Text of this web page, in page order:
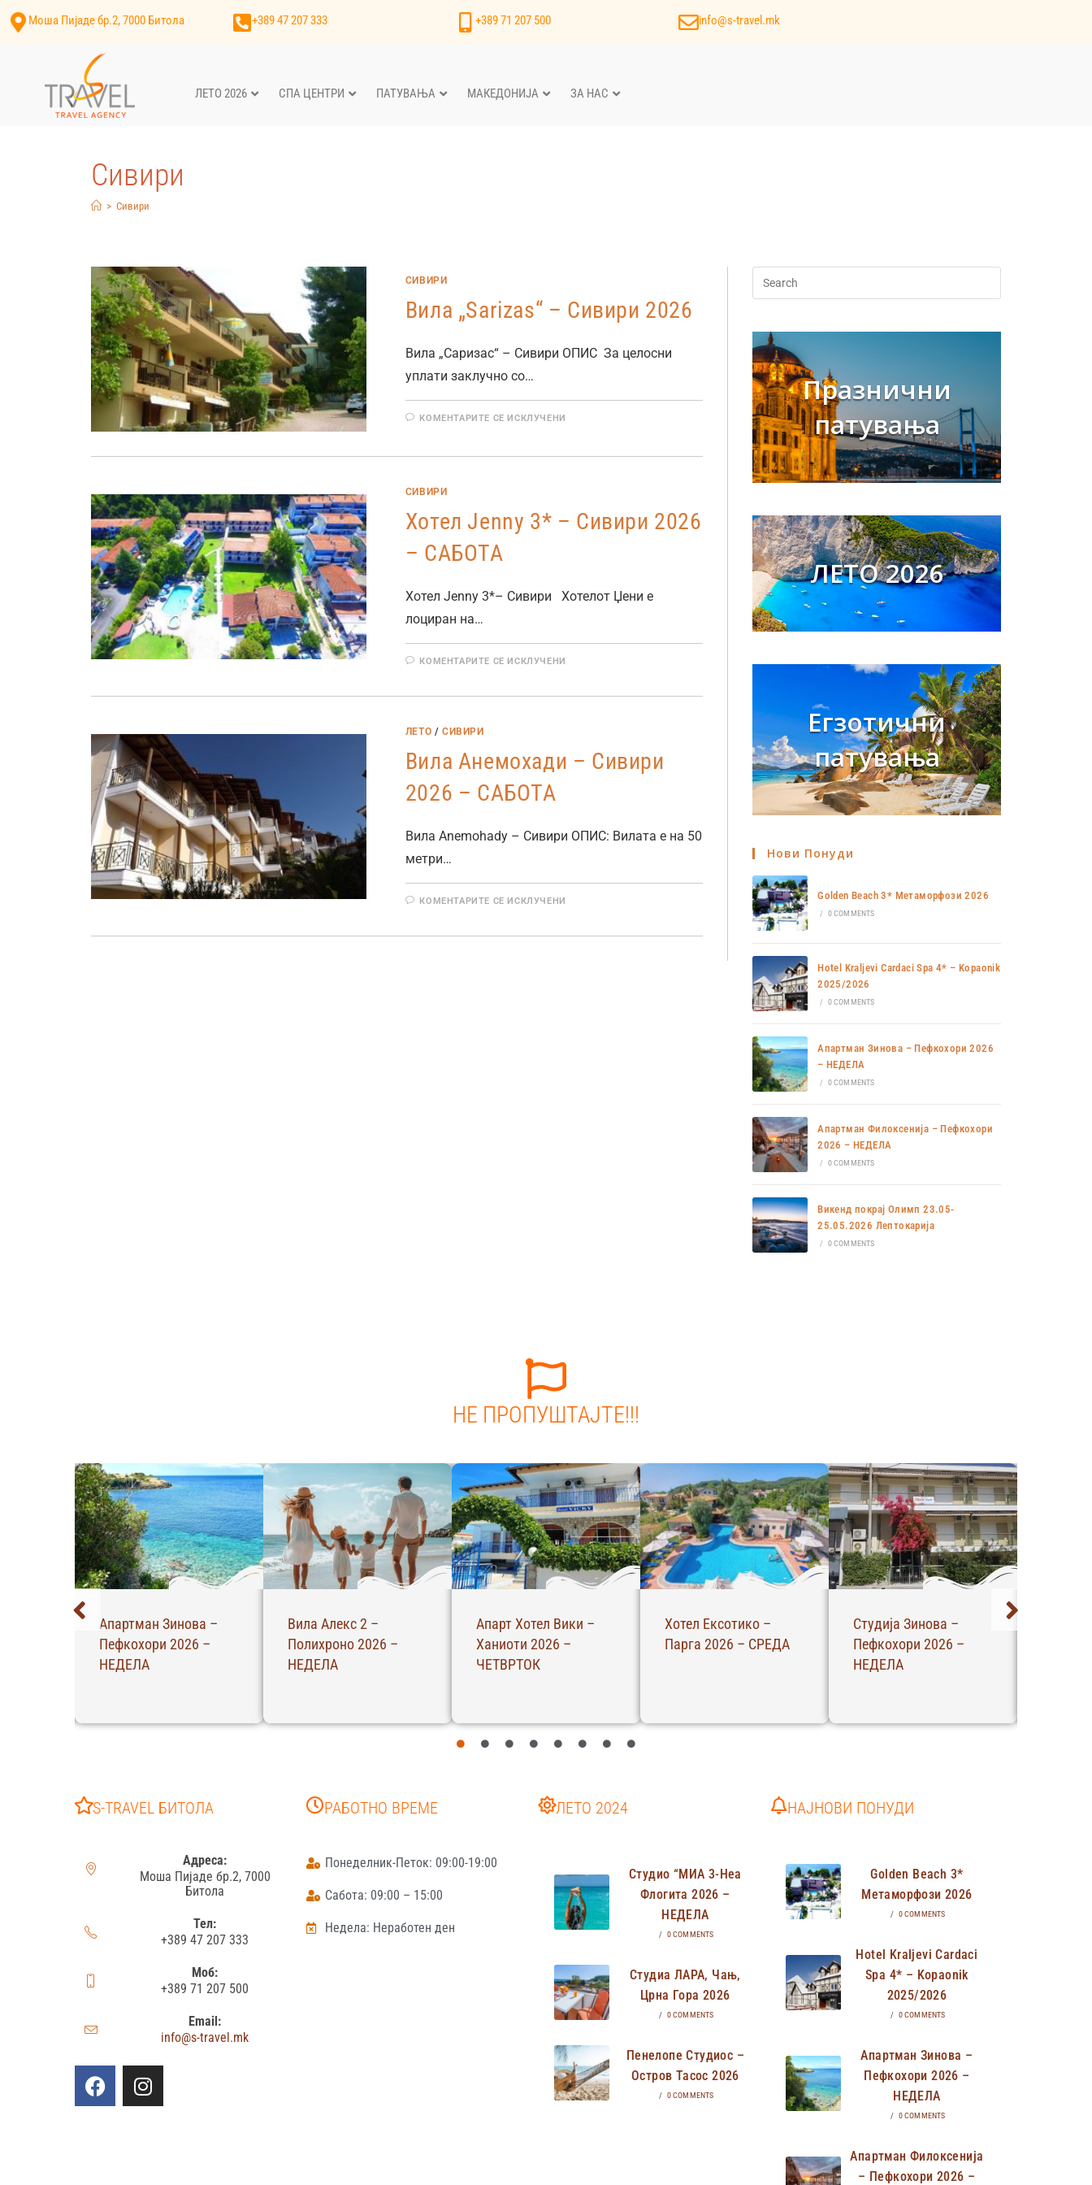
Моша Пијаде бр.2, 7000 Битола +389 47 207 333 +389 71 207 500 info@s-travel.mk
ЛЕТО 2026 СПА ЦЕНТРИ ПАТУВАЊА МАКЕДОНИЈА ЗА НАС
Сивири
> Сивири
СИВИРИ
Вила „Sarizas“ – Сивири 2026
Вила „Саризас“ – Сивири ОПИС За целосни
уплати заклучно со…
КОМЕНТАРИТЕ СЕ ИСКЛУЧЕНИ
СИВИРИ
Хотел Jenny 3* – Сивири 2026
– САБОТА
Хотел Jenny 3*– Сивири Хотелот Џени е
лоциран на…
КОМЕНТАРИТЕ СЕ ИСКЛУЧЕНИ
ЛЕТО /СИВИРИ
Вила Анемохади – Сивири
2026 – САБОТА
Вила Anemohady – Сивири ОПИС: Вилата е на 50
метри…
КОМЕНТАРИТЕ СЕ ИСКЛУЧЕНИ
Празнични
патувања
ЛЕТО 2026
Егзотични
патувања
Нови Понуди
Golden Beach 3* Метаморфози 2026
/ 0 COMMENTS
Hotel Kraljevi Cardaci Spa 4* – Kopaonik
2025/2026
/ 0 COMMENTS
Апартман Зинова – Пефкохори 2026
– НЕДЕЛА
/ 0 COMMENTS
Апартман Филоксенија – Пефкохори
2026 – НЕДЕЛА
/ 0 COMMENTS
Викенд покрај Олимп 23.05-
25.05.2026 Лептокарија
/ 0 COMMENTS
НЕ ПРОПУШТАЈТЕ!!!
Апартман Зинова –
Пефкохори 2026 –
НЕДЕЛА
Вила Алекс 2 –
Полихроно 2026 –
НЕДЕЛА
Апарт Хотел Вики –
Ханиоти 2026 –
ЧЕТВРТОК
Хотел Ексотико –
Парга 2026 – СРЕДА
Студија Зинова –
Пефкохори 2026 –
НЕДЕЛА
S-TRAVEL БИТОЛА
Адреса:
Моша Пијаде бр.2, 7000
Битола
Тел:
+389 47 207 333
Моб:
+389 71 207 500
Email:
info@s-travel.mk
РАБОТНО ВРЕМЕ
Понеделник-Петок: 09:00-19:00
Сабота: 09:00 – 15:00
Недела: Неработен ден
ЛЕТО 2024
Студио “МИА 3-Неа
Флогита 2026 –
НЕДЕЛА
/ 0 COMMENTS
Студиа ЛАРА, Чањ,
Црна Гора 2026
/ 0 COMMENTS
Пенелопе Студиос –
Остров Тасос 2026
/ 0 COMMENTS
НАЈНОВИ ПОНУДИ
Golden Beach 3*
Метаморфози 2026
/ 0 COMMENTS
Hotel Kraljevi Cardaci
Spa 4* – Kopaonik
2025/2026
/ 0 COMMENTS
Апартман Зинова –
Пефкохори 2026 –
НЕДЕЛА
/ 0 COMMENTS
Апартман Филоксенија
– Пефкохори 2026 –